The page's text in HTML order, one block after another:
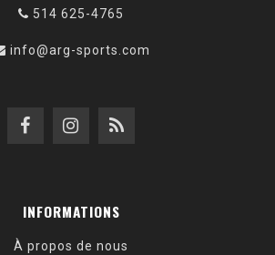
514 625-4765
info@arg-sports.com
INFORMATIONS
À propos de nous